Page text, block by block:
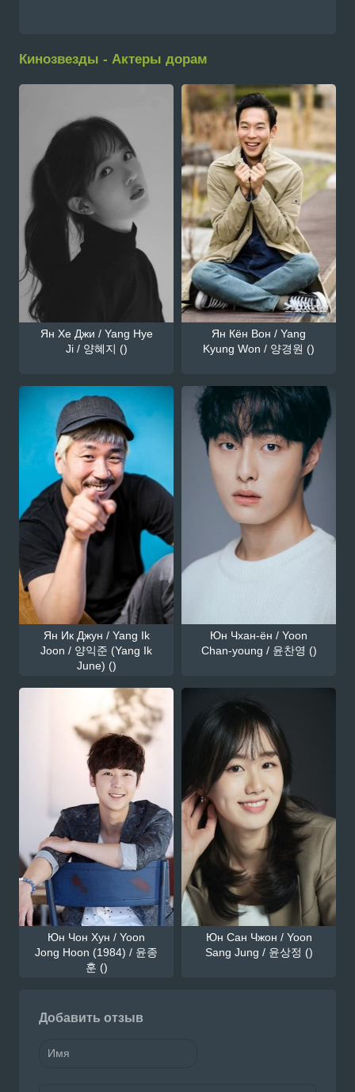
Кинозвезды - Актеры дорам
Ян Хе Джи / Yang Hye
Ji / 양혜지 ()
Ян Кён Вон / Yang
Kyung Won / 양경원 ()
Ян Ик Джун / Yang Ik
Joon / 양익준 (Yang Ik
June) ()
Юн Чхан-ён / Yoon
Chan-young / 윤찬영 ()
Юн Чон Хун / Yoon
Jong Hoon (1984) / 윤종
훈 ()
Юн Сан Чжон / Yoon
Sang Jung / 윤상정 ()
Добавить отзыв